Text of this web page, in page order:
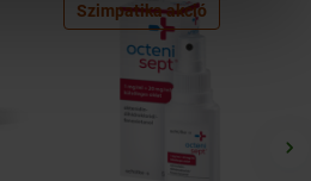
Szimpatika akció